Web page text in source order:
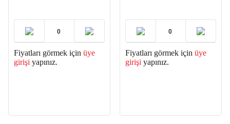
Fiyatları görmek için üye
girişi yapınız.
Fiyatları görmek için üye
girişi yapınız.